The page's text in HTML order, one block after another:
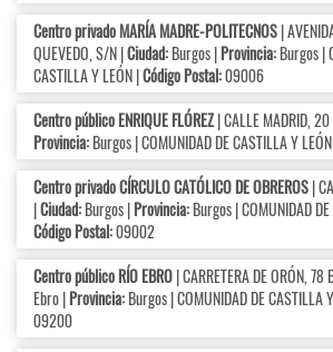
Centro privado MARÍA MADRE-POLITECNOS|
QUEVEDO, S/N |Ciudad:Burgos |Provincia:Burgos |
CASTILLA Y LEÓN |Código Postal:09006
Centro público ENRIQUE FLÓREZ| CALLE MADRID,
Provincia:Burgos | COMUNIDAD DE CASTILLA Y
Centro privado CÍRCULO CATÓLICO DE OBREROS|
|Ciudad:Burgos |Provincia:Burgos | COMUNIDAD
Código Postal:09002
Centro público RÍO EBRO| CARRETERA DE ORÓN, 78
Ebro |Provincia:Burgos | COMUNIDAD DE CASTILLA
09200